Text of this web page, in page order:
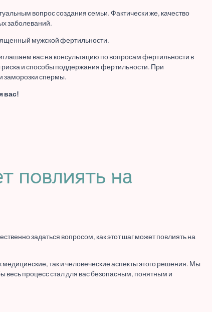
вопрос создания семьи. Фактически же, качество
заболеваний.
мужской фертильности.
вас на консультацию по вопросам фертильности в
и способы поддержания фертильности. При
заморозки спермы.
вас!
повлиять на
задаться вопросом, как этот шаг может повлиять на
так и человеческие аспекты этого решения. Мы
весь процесс стал для вас безопасным, понятным и